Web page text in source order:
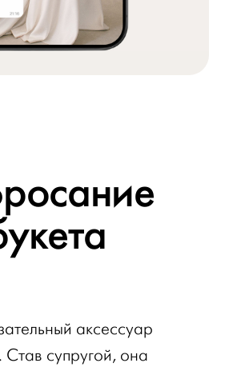
аксессуар
Став супругой, она